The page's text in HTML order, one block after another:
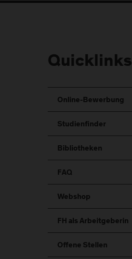
Quicklinks
Online-Bewerbung
Studienfinder
Bibliotheken
FAQ
Webshop
FH als Arbeitgeberin
Offene Stellen